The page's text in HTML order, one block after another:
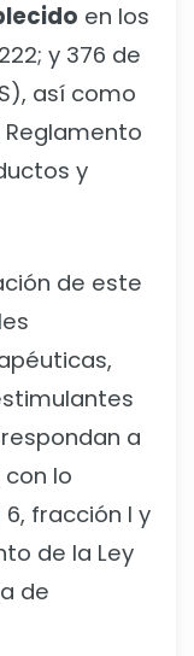
en los
y 376 de
así como
Reglamento
y
de este
a
lo
fracción I y
de la Ley
de